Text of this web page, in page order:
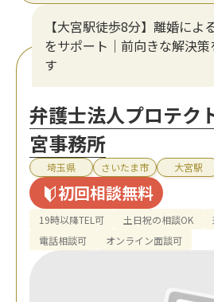
【大宮駅徒歩8分】離婚によ
をサポート｜前向きな解決
す
弁護士法人プロテク
宮事務所
埼玉県 さいたま市 大宮駅
初回相談無料
19時以降TEL可 土日祝の相談OK
電話相談可
オンライン面談可